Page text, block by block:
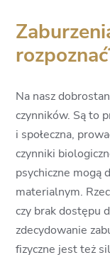
Na nasz
czynników. Są to
i społeczna,
czynniki
psychiczne mogą
materialnym.
czy brak dostępu
zdecydowanie
fizyczne jest też